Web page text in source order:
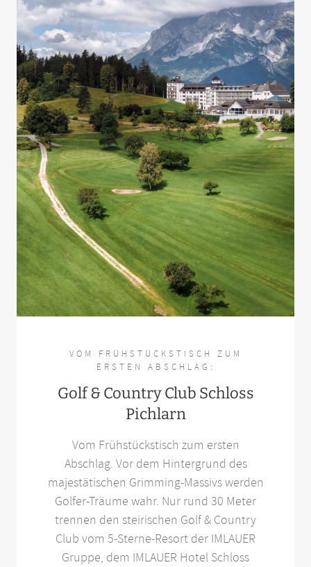
VOM FRÜHSTÜCKSTISCH ZUM
ERSTEN ABSCHLAG:
Golf & Country Club Schloss
Pichlarn
Vom Frühstückstisch zum ersten
Abschlag. Vor dem Hintergrund des
majestätischen Grimming-Massivs werden
Golfer-Träume wahr. Nur rund 30 Meter
trennen den steirischen Golf & Country
Club vom 5-Sterne-Resort der IMLAUER
Gruppe, dem IMLAUER Hotel Schloss